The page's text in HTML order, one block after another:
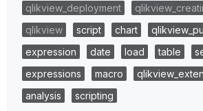
qlikview_deployment
qlikview
script chart
expression
date load table
expressions
macro
analysis
scripting